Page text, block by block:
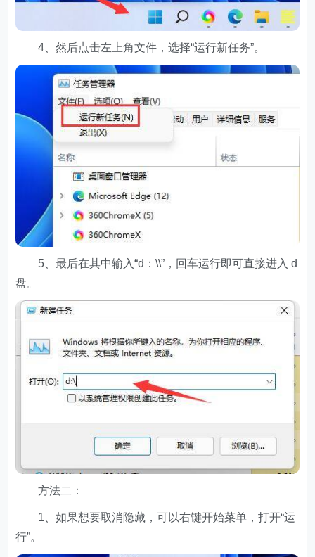
4、然后点击左上角文件，选择“运行新任务”。
5、最后在其中输入“d：\\”，回车运行即可直接进入 d
盘。
方法二：
1、如果想要取消隐藏，可以右键开始菜单，打开“运
行”。